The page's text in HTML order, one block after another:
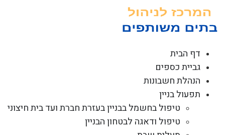
דף הבית
גביית כספים
הנהלת חשבונות
תפעול בניין
טיפול בחשמל בבניין בעזרת חברת ועד בית חיצוני
טיפול ודאגה לבטחון הבניין